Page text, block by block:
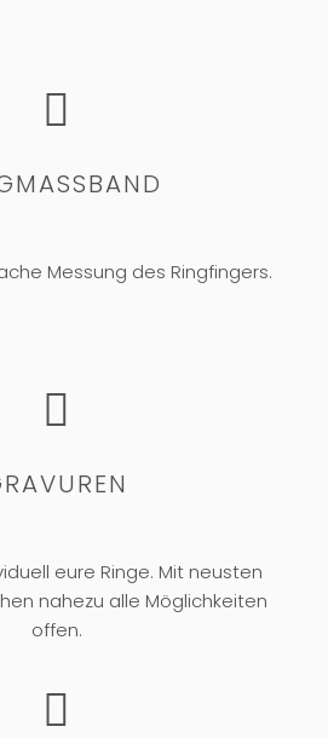

Messung des Ringfingers.

eure Ringe. Mit neusten
nahezu alle Möglichkeiten
offen.
